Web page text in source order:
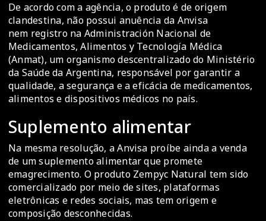
De acordo com a agência, o produto é de origem
clandestina, não possui anuência da Anvisa
nem registro na Administración Nacional de
Medicamentos, Alimentos y Tecnología Médica
(Anmat), um organismo descentralizado do Ministério
da Saúde da Argentina, responsável por garantir a
qualidade, a segurança e a eficácia de medicamentos,
alimentos e dispositivos médicos no país.
Suplemento alimentar
Na mesma resolução, a Anvisa proíbe ainda a venda
de um suplemento alimentar que promete
emagrecimento. O produto Zempyc Natural tem sido
comercializado por meio de sites, plataformas
eletrônicas e redes sociais, mas tem origem e
composição desconhecidas.